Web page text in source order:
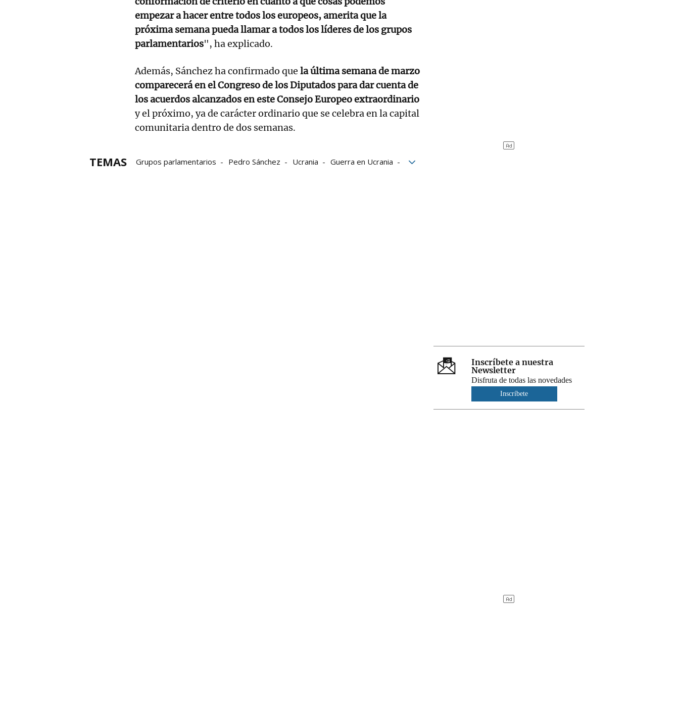
empezar a hacer entre todos los europeos, amerita que la
próxima semana pueda llamar a todos los líderes de los grupos
parlamentarios", ha explicado.
Además, Sánchez ha confirmado que la última semana de marzo
comparecerá en el Congreso de los Diputados para dar cuenta de
los acuerdos alcanzados en este Consejo Europeo extraordinario
y el próximo, ya de carácter ordinario que se celebra en la capital
comunitaria dentro de dos semanas.
TEMAS Grupos parlamentarios Pedro Sánchez Ucrania
Guerra en Ucrania
Inscríbete a nuestra
Newsletter
Disfruta de todas las novedades
Inscríbete